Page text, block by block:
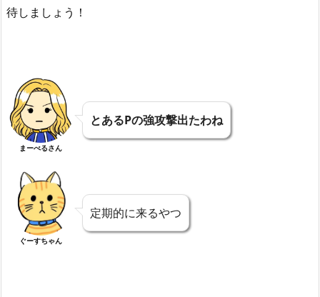
待しましょう！
まーべるさん
とあるPの強攻撃出たわね
ぐーすちゃん
定期的に来るやつ